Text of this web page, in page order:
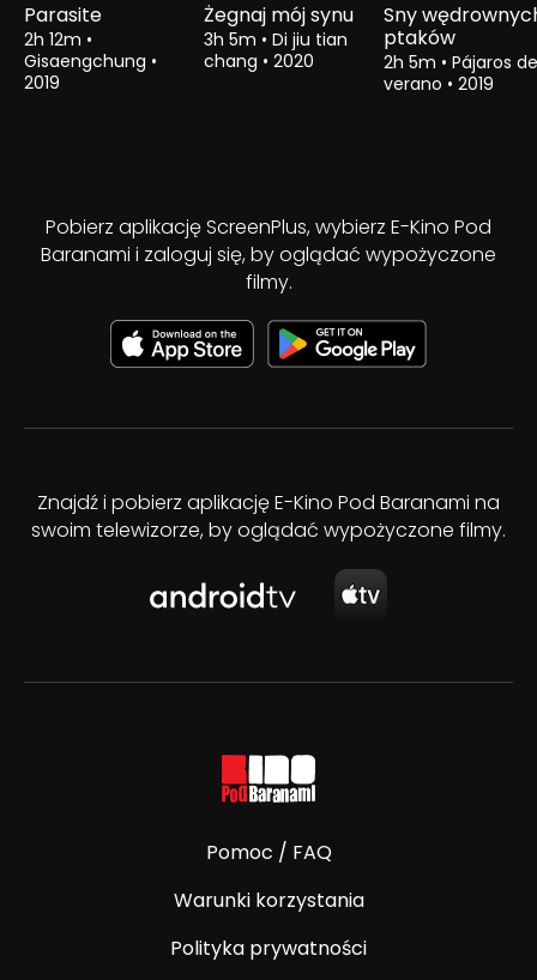
Parasite
2h 12m •
Gisaengchung •
2019
Żegnaj mój synu
3h 5m • Di jiu tian
chang • 2020
Sny
ptaków
2h 5m • Pájaros de
verano • 2019
Pobierz aplikację ScreenPlus, wybierz E-Kino Pod
Baranami i zaloguj się, by oglądać wypożyczone
filmy.
Znajdź i pobierz aplikację E-Kino Pod Baranami na
swoim telewizorze, by oglądać wypożyczone filmy.
Pomoc / FAQ
Warunki korzystania
Polityka prywatności